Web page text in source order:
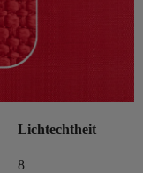
Lichtechtheit
8